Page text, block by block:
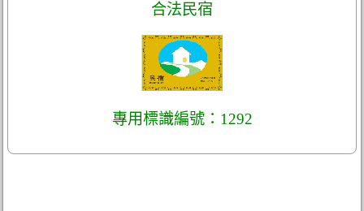
合法民宿
專用標識編號：1292